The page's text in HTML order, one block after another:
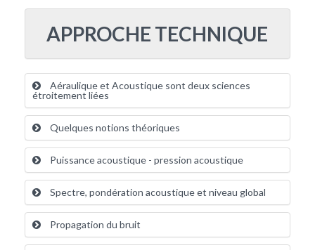
APPROCHE TECHNIQUE
Aéraulique et Acoustique sont deux sciences
étroitement liées
Quelques notions théoriques
Puissance acoustique - pression acoustique
Spectre, pondération acoustique et niveau global
Propagation du bruit